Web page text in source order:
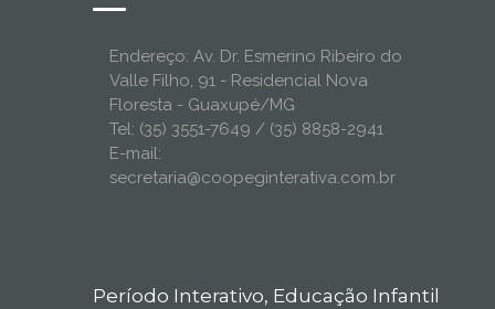
Endereço: Av. Dr. Esmerino Ribeiro do
Valle Filho, 91 - Residencial Nova
Floresta - Guaxupé/MG
Tel: (35) 3551-7649 / (35) 8858-2941
E-mail:
secretaria@coopeginterativa.com.br
Período Interativo, Educação Infantil